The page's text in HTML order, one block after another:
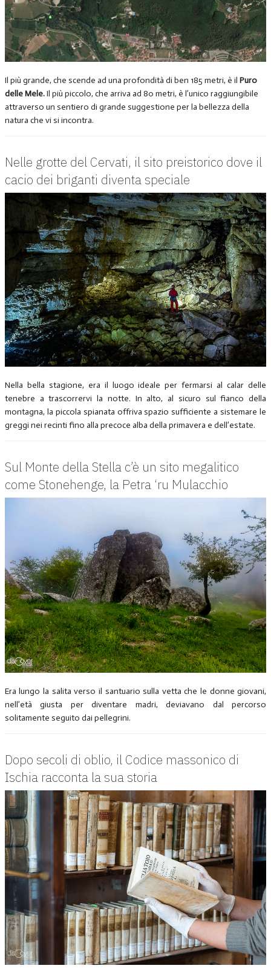
Il più grande, che scende ad una profondità di ben 185 metri, è il Puro
delle Mele.Il più piccolo, che arriva ad 80 metri, è l’unico raggiungibile
attraverso un sentiero di grande suggestione per la bellezza della
natura che vi si incontra.
Nelle grotte del Cervati, il sito preistorico dove il
cacio dei briganti diventa speciale
Nella bella stagione, era il luogo ideale per fermarsi al calar delle
tenebre a trascorrervi la notte. In alto, al sicuro sul fianco della
montagna, la piccola spianata offriva spazio sufficiente a sistemare le
greggi nei recinti fino alla precoce alba della primavera e dell’estate.
Sul Monte della Stella c’è un sito megalitico
come Stonehenge, la Petra ‘ru Mulacchio
Era lungo la salita verso il santuario sulla vetta che le donne giovani,
nell’età giusta per diventare madri, deviavano dal percorso
solitamente seguito dai pellegrini.
Dopo secoli di oblio, il Codice massonico di
Ischia racconta la sua storia